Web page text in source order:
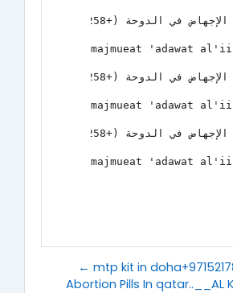
[حبوب الإجهاض في قطر..__الخور. لوسيل. مدينة خليفة
majmueat 'adawat
[حبوب الإجهاض في قطر..__الخور. لوسيل. مدينة خليفة
majmueat 'adawat
[حبوب الإجهاض في قطر..__الخور. لوسيل. مدينة خليفة
majmueat 'adawat
← mtp kit in
Abortion Pills In qatar..__AL